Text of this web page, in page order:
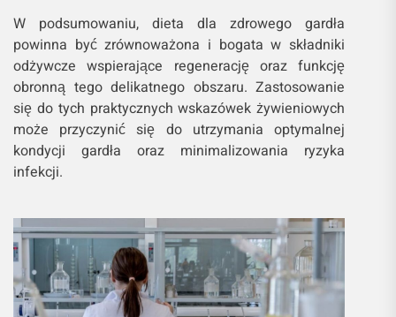
W podsumowaniu, dieta dla zdrowego gardła
powinna być zrównoważona i bogata w składniki
odżywcze wspierające regenerację oraz funkcję
obronną tego delikatnego obszaru. Zastosowanie
się do tych praktycznych wskazówek żywieniowych
może przyczynić się do utrzymania optymalnej
kondycji gardła oraz minimalizowania ryzyka
infekcji.